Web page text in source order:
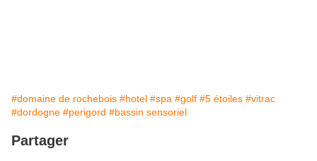
#domaine de rochebois #hotel #spa #golf #5 étoiles #vitrac
#dordogne #perigord #bassin sensoriel
Partager